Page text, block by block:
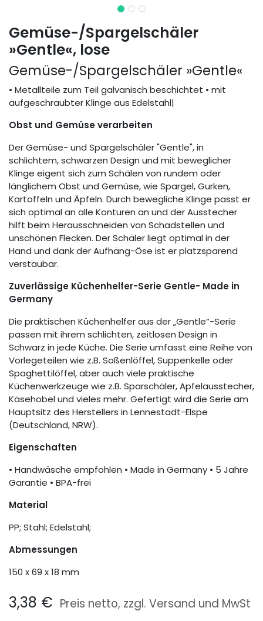
Gemüse-/Spargelschäler
»Gentle«, lose
Gemüse-/Spargelschäler »Gentle«
• Metallteile zum Teil galvanisch beschichtet • mit
aufgeschraubter Klinge aus Edelstahl|
Obst und Gemüse verarbeiten
Der Gemüse- und Spargelschäler "Gentle", in
schlichtem, schwarzen Design und mit beweglicher
Klinge eigent sich zum Schälen von rundem oder
länglichem Obst und Gemüse, wie Spargel, Gurken,
Kartoffeln und Äpfeln. Durch bewegliche Klinge passt er
sich optimal an alle Konturen an und der Ausstecher
hilft beim Herausschneiden von Schadstellen und
unschönen Flecken. Der Schäler liegt optimal in der
Hand und dank der Aufhäng-Öse ist er platzsparend
verstaubar.
Zuverlässige Küchenhelfer-Serie Gentle- Made in
Germany
Die praktischen Küchenhelfer aus der „Gentle“-Serie
passen mit ihrem schlichten, zeitlosen Design in
Schwarz in jede Küche. Die Serie umfasst eine Reihe von
Vorlegeteilen wie z.B. Soßenlöffel, Suppenkelle oder
Spaghettilöffel, aber auch viele praktische
Küchenwerkzeuge wie z.B. Sparschäler, Apfelausstecher,
Käsehobel und vieles mehr. Gefertigt wird die Serie am
Hauptsitz des Herstellers in Lennestadt-Elspe
(Deutschland, NRW).
Eigenschaften
• Handwäsche empfohlen • Made in Germany • 5 Jahre
Garantie • BPA-frei
Material
PP; Stahl; Edelstahl;
Abmessungen
150 x 69 x 18 mm
3,38 € Preis netto, zzgl. Versand und MwSt